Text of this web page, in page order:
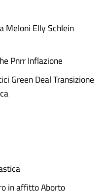
Meloni Elly Schlein
Pnrr Inflazione
Green Deal Transizione
in affitto Aborto